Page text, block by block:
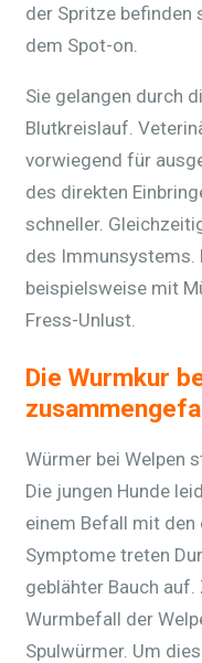
der Spritze
dem Spot-on.
Sie gelangen durch
Blutkreislauf.
vorwiegend für
des direkten
schneller.
des Immunsystems.
beispielsweise mit
Fress-Unlust.
Die Wurmkur
Würmer bei Welpen
Die jungen Hunde
einem Befall mit den
Symptome treten
geblähter Bauch
Wurmbefall der
Spulwürmer. Um